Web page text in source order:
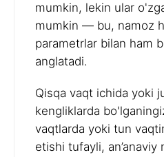
mumkin, lekin ular
mumkin — bu, namoz
parametrlar bilan ham
anglatadi.
Qisqa vaqt ichida yoki
kengliklarda
vaqtlarda yoki tun
etishi tufayli, an’anaviy